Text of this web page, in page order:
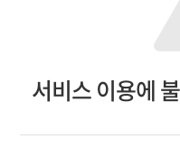
서비스 이용에